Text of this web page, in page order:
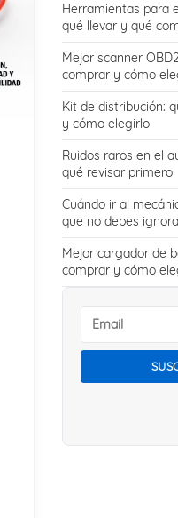
Herramientas para
qué llevar y qué
Mejor scanner
comprar y cómo
Kit de distribución:
y cómo elegirlo
Ruidos raros en el
qué revisar primero
Cuándo ir al
que no debes
Mejor cargador de
comprar y cómo